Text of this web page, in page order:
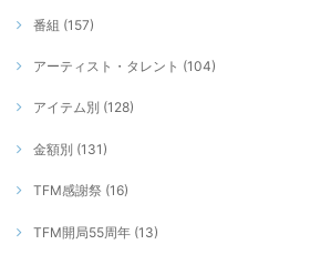
番組 (157)
アーティスト・タレント (104)
アイテム別 (128)
金額別 (131)
TFM感謝祭 (16)
TFM開局55周年 (13)